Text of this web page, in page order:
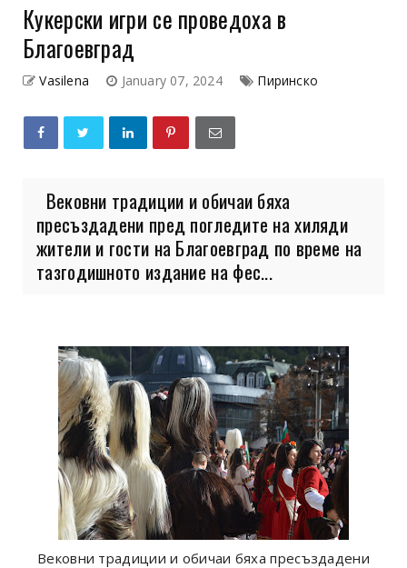
Кукерски игри се проведоха в
Благоевград
Vasilena January 07, 2024 Пиринско
Вековни традиции и обичаи бяха
пресъздадени пред погледите на хиляди
жители и гости на Благоевград по време на
тазгодишното издание на фес...
Вековни традиции и обичаи бяха пресъздадени